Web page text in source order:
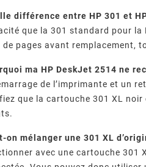
différence entre HP 301 et
que la 301 standard pour la
de pages avant remplacement,
ma HP DeskJet 2514 ne
de l’imprimante et un
que la cartouche 301 XL
on mélanger une 301 XL
avec une cartouche 301